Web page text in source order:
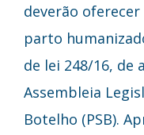
deverão
parto
de lei 248/16, de
Assembleia
Botelho (PSB).